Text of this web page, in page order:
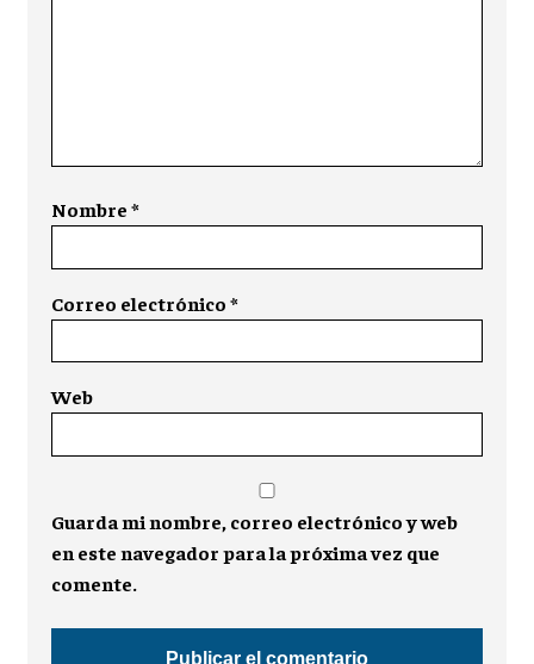
Nombre*
Correo electrónico*
Web
Guarda mi nombre, correo electrónico y web
en este navegador para la próxima vez que
comente.